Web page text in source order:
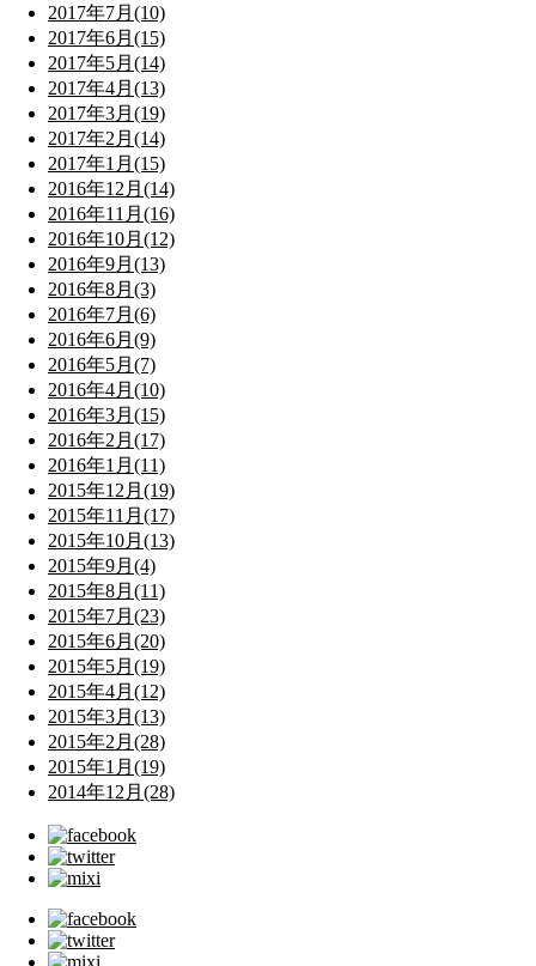
2017年7月(10)
2017年6月(15)
2017年5月(14)
2017年4月(13)
2017年3月(19)
2017年2月(14)
2017年1月(15)
2016年12月(14)
2016年11月(16)
2016年10月(12)
2016年9月(13)
2016年8月(3)
2016年7月(6)
2016年6月(9)
2016年5月(7)
2016年4月(10)
2016年3月(15)
2016年2月(17)
2016年1月(11)
2015年12月(19)
2015年11月(17)
2015年10月(13)
2015年9月(4)
2015年8月(11)
2015年7月(23)
2015年6月(20)
2015年5月(19)
2015年4月(12)
2015年3月(13)
2015年2月(28)
2015年1月(19)
2014年12月(28)